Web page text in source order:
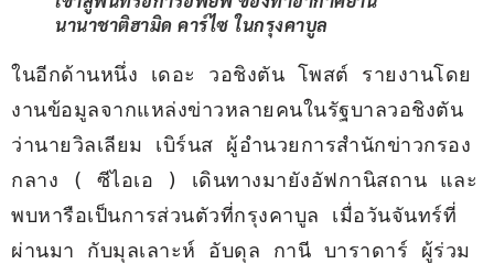
นานาชาติฮามิด คาร์ไซ ในกรุงคาบูล
ในอีกด้านหนึ่ง เดอะ วอชิงตัน โพสต์ รายงานโดย
งานข้อมูลจากแหล่งข่าวหลายคนในรัฐบาลวอชิงตัน
ว่านายวิลเลียม เบิร์นส ผู้อำนวยการสำนักข่าวกรอง
กลาง ( ซีไอเอ ) เดินทางมายังอัฟกานิสถาน และ
พบหารือเป็นการส่วนตัวที่กรุงคาบูล เมื่อวันจันทร์ที่
ผ่านมา กับมุลเลาะห์ อับดุล กานี บาราดาร์ ผู้ร่วม